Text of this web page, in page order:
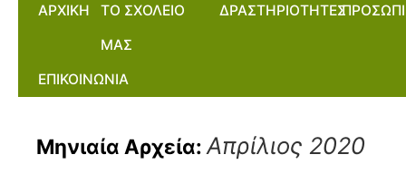
ΑΡΧΙΚΗ
ΤΟ ΣΧΟΛΕΙΟ
ΜΑΣ
ΔΡΑΣΤΗΡΙΟΤΗΤΕΣ
ΕΠΙΚΟΙΝΩΝΙΑ
Μηνιαία Αρχεία: Απρίλιος 2020